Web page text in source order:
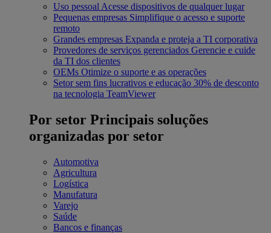
Uso pessoal Acesse dispositivos de qualquer lugar
Pequenas empresas Simplifique o acesso e suporte
remoto
Grandes empresas Expanda e proteja a TI corporativa
Provedores de serviços gerenciados Gerencie e cuide
da TI dos clientes
OEMs Otimize o suporte e as operações
Setor sem fins lucrativos e educação 30% de desconto
na tecnologia TeamViewer
Por setor Principais soluções
organizadas por setor
Automotiva
Agricultura
Logística
Manufatura
Varejo
Saúde
Bancos e finanças